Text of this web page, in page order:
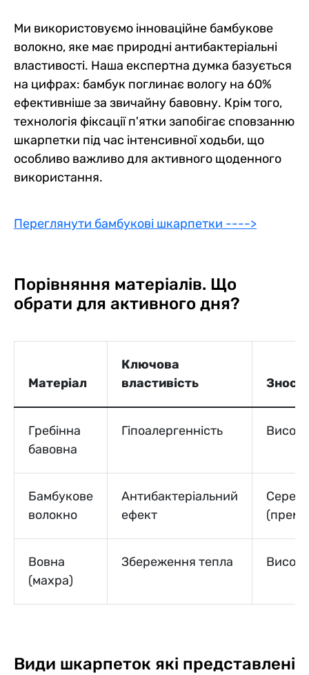
Ми використовуємо інноваційне бамбукове
волокно, яке має природні антибактеріальні
властивості. Наша експертна думка базується
на цифрах: бамбук поглинає вологу на 60%
ефективніше за звичайну бавовну. Крім того,
технологія фіксації п'ятки запобігає сповзанню
шкарпетки під час інтенсивної ходьби, що
особливо важливо для активного щоденного
використання.
Переглянути бамбукові шкарпетки ---->
Порівняння матеріалів. Що
обрати для активного дня?
Матеріал
Ключова
властивість
Гребінна
бавовна
Гіпоалергенність Висока
Бамбукове
волокно
Антибактеріальний
ефект
Вовна
(махра)
Збереження тепла Висока
Види шкарпеток які представлені